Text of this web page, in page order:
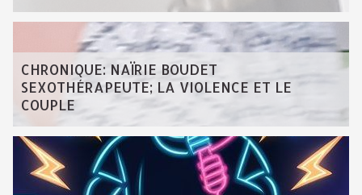
CHRONIQUE: NAÏRIE BOUDET
SEXOTHÉRAPEUTE; LA VIOLENCE ET LE
COUPLE